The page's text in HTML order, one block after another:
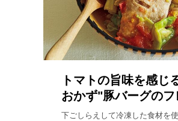
トマトの旨味を感じ
おかず"豚バーグのフ
下ごしらえして冷凍した食材を